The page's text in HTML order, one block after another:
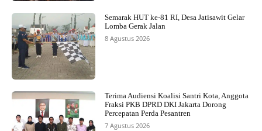
Semarak HUT ke-81 RI, Desa Jatisawit Gelar
Lomba Gerak Jalan
8 Agustus 2026
Terima Audiensi Koalisi Santri Kota, Anggota
Fraksi PKB DPRD DKI Jakarta Dorong
Percepatan Perda Pesantren
7 Agustus 2026